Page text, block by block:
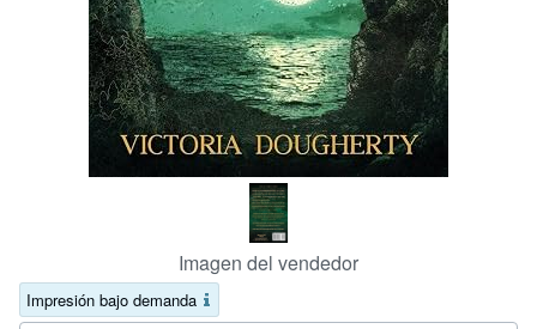
Imagen del vendedor
Impresión bajo demanda